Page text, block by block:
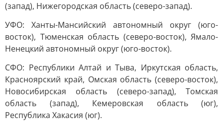
(запад), Нижегородская область (северо-запад).
УФО: Ханты-Мансийский автономный округ (юго-
восток), Тюменская область (северо-восток), Ямало-
Ненецкий автономный округ (юго-восток).
СФО: Республики Алтай и Тыва, Иркутская область,
Красноярский край, Омская область (северо-восток),
Новосибирская область (северо-запад), Томская
область (запад), Кемеровская область (юг),
Республика Хакасия (юг).